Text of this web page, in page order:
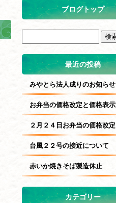
ブログトップ
最近の投稿
みやとら法人成りのお知らせ
台風２２号の接近について
赤いか焼きそば製造休止
カテゴリー